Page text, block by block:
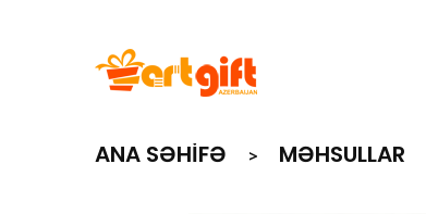
ANA SƏHIFƏ MƏHSULLAR